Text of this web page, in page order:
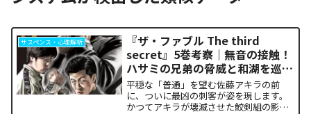
サスペンス・心理解析
『ザ・ファブル The third
secret』5巻考察｜無音の接触！
ハサミの兄弟の脅威と和湖を巡る
因縁の真相
平穏な「普通」を望む佐藤アキラの前
に、ついに最凶の刺客が姿を現します。
かつてアキラが壊滅させた鮫剣組の影に